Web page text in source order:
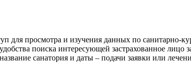
для просмотра и изучения данных по санитарно-
поиска интересующей застрахованное
санатория и даты – подачи заявки или